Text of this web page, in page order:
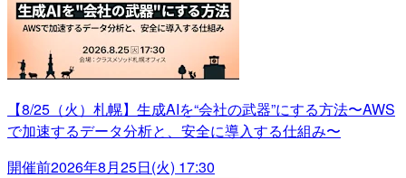
【8/25（火）札幌】生成AIを“会社の武器”にする方法〜AWS
で加速するデータ分析と、安全に導入する仕組み〜
開催前2026年8月25日(火) 17:30